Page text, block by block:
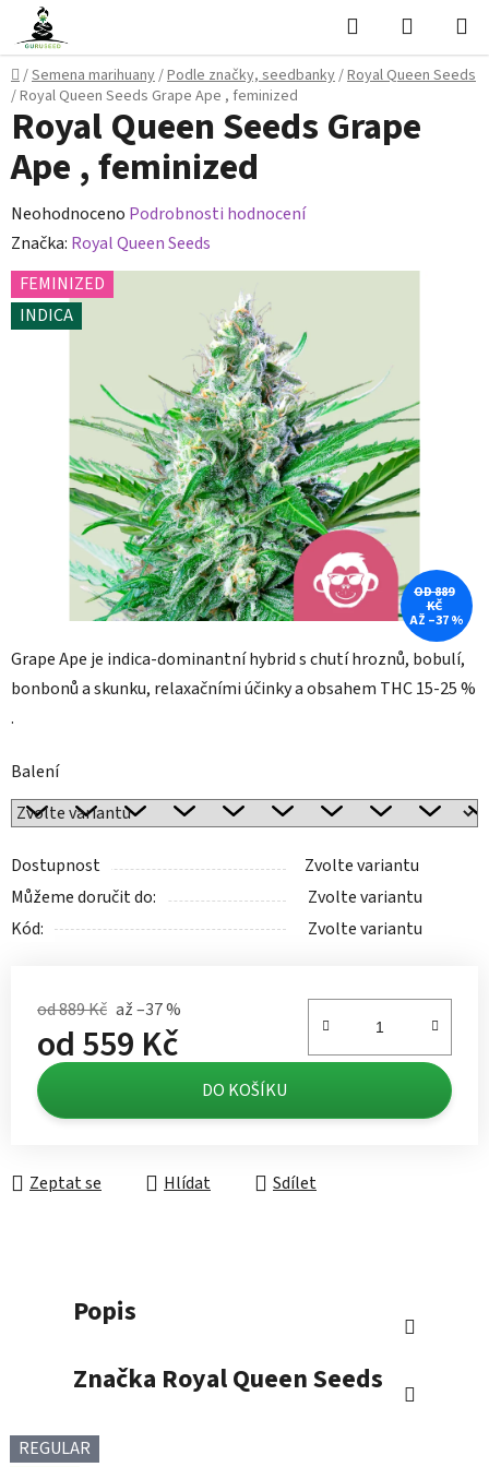
Přejít
obsah
Hledat
KOŠÍK
Domů
/Semena marihuany/Podle značky, seedbanky/Royal Queen Seeds
/Royal Queen Seeds Grape Ape , feminized
Grape Ape je indica-dominantní hybrid s chutí hroznů, bobulí,
bonbonů a skunku, relaxačními účinky a obsahem THC 15-25 %
.
Balení
Dostupnost
Zvolte variantu
Můžeme doručit do:
Zvolte variantu
Kód:
Zvolte variantu
od 889 Kč až –37 %
od559 Kč
Měrná cena: DO KOŠÍKU
Zeptat se Hlídat Sdílet
Royal Queen Seeds Grape
Ape , feminized
Průměrné
hodnocení
produktu
je
0,0
hvězdiček.
Neohodnoceno Podrobnosti hodnocení
Značka: Royal Queen Seeds
FEMINIZED
INDICA
OD 889
KČ
AŽ –37 %
Popis
Značka Royal Queen Seeds
REGULAR